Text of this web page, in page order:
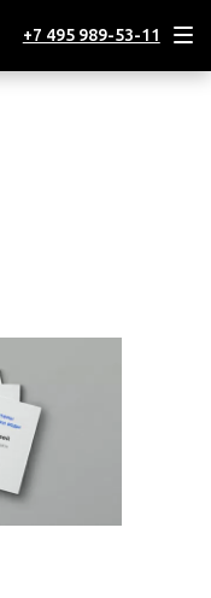
+7 495 989-53-11